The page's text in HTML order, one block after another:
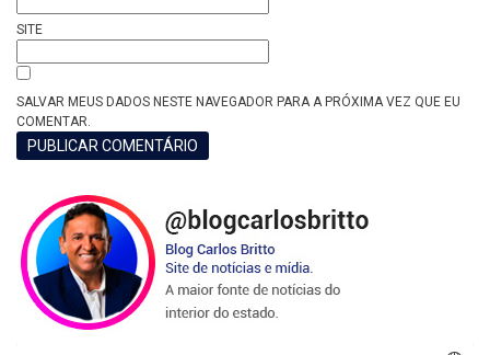
SITE
SALVAR MEUS DADOS NESTE NAVEGADOR PARA A PRÓXIMA VEZ QUE EU
COMENTAR.